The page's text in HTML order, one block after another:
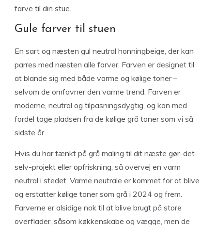
farve til din stue.
Gule farver til stuen
En sart og næsten gul neutral honningbeige, der kan
parres med næsten alle farver. Farven er designet til
at blande sig med både varme og kølige toner –
selvom de omfavner den varme trend. Farven er
moderne, neutral og tilpasningsdygtig, og kan med
fordel tage pladsen fra de kølige grå toner som vi så
sidste år.
Hvis du har tænkt på grå maling til dit næste gør-det-
selv-projekt eller opfriskning, så overvej en varm
neutral i stedet. Varme neutrale er kommet for at blive
og erstatter kølige toner som grå i 2024 og frem.
Farverne er alsidige nok til at blive brugt på store
overflader, såsom køkkenskabe og vægge, men de